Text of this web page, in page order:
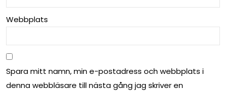
Webbplats
Spara mitt namn, min e-postadress och webbplats i
denna webbläsare till nästa gång jag skriver en